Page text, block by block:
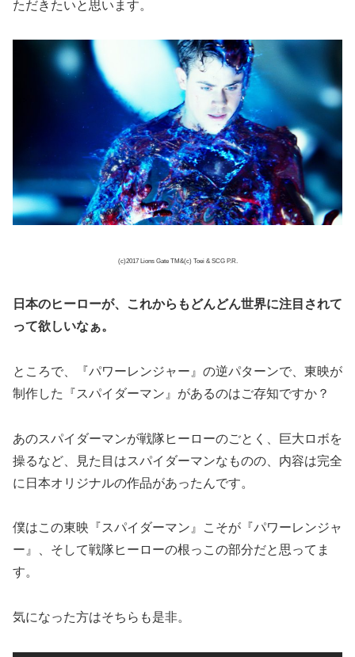
ただきたいと思います。
(c)2017 Lions Gate TM&(c) Toei & SCG P.R.
日本のヒーローが、これからもどんどん世界に注目されて
って欲しいなぁ。
ところで、『パワーレンジャー』の逆パターンで、東映が
制作した『スパイダーマン』があるのはご存知ですか？
あのスパイダーマンが戦隊ヒーローのごとく、巨大ロボを
操るなど、見た目はスパイダーマンなものの、内容は完全
に日本オリジナルの作品があったんです。
僕はこの東映『スパイダーマン』こそが『パワーレンジャ
ー』、そして戦隊ヒーローの根っこの部分だと思ってま
す。
気になった方はそちらも是非。